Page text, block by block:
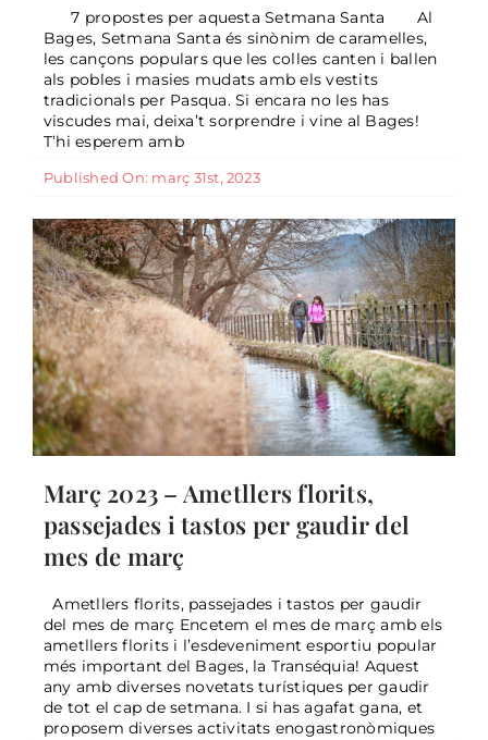
7 propostes per aquesta Setmana Santa Al
Bages, Setmana Santa és sinònim de caramelles,
les cançons populars que les colles canten i ballen
als pobles i masies mudats amb els vestits
tradicionals per Pasqua. Si encara no les has
viscudes mai, deixa’t sorprendre i vine al Bages!
T’hi esperem amb
Published On: març 31st, 2023
Març 2023 – Ametllers florits,
passejades i tastos per gaudir del
mes de març
Març 2023 – Ametllers florits,
passejades i tastos per gaudir del
mes de març
Ametllers florits, passejades i tastos per gaudir
del mes de març Encetem el mes de març amb els
ametllers florits i l’esdeveniment esportiu popular
més important del Bages, la Transéquia! Aquest
any amb diverses novetats turístiques per gaudir
de tot el cap de setmana. I si has agafat gana, et
proposem diverses activitats enogastronòmiques
Sorteig nadalenc 2022
General